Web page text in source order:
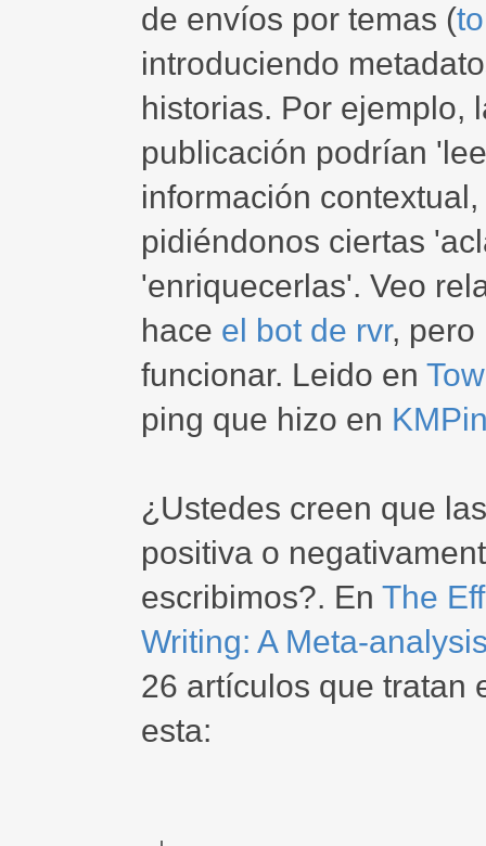
de envíos por temas (
introduciendo
historias. Por ejemplo,
publicación podrían
información
pidiéndonos ciertas
'enriquecerlas'. Veo
hace el bot de rvr, pero
funcionar. Leido en
ping que hizo en
¿Ustedes creen que
positiva o
escribimos?. En The
Writing: A Meta-
26 artículos que tratan
esta: